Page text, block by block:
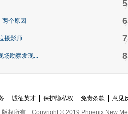
两个原因
摄影师...
场勘察发现...
5
6
7
8
诚征英才 保护隐私权 免责条款 意见
版权所有 Copyright © 2019 Phoenix New